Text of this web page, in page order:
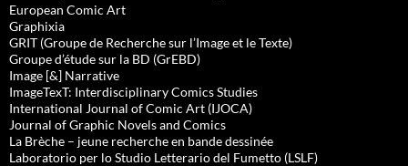
European Comic Art
Graphixia
GRIT (Groupe de Recherche sur l’Image et le Texte)
Groupe d’étude sur la BD (GrEBD)
Image [&] Narrative
ImageTexT: Interdisciplinary Comics Studies
International Journal of Comic Art (IJOCA)
Journal of Graphic Novels and Comics
La Brèche – jeune recherche en bande dessinée
Laboratorio per lo Studio Letterario del Fumetto (LSLF)